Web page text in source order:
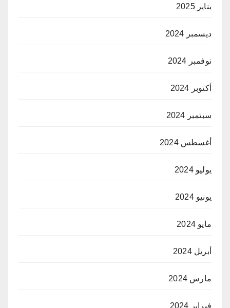
يناير 2025
ديسمبر 2024
نوفمبر 2024
أكتوبر 2024
سبتمبر 2024
أغسطس 2024
يوليو 2024
يونيو 2024
مايو 2024
أبريل 2024
مارس 2024
فبراير 2024